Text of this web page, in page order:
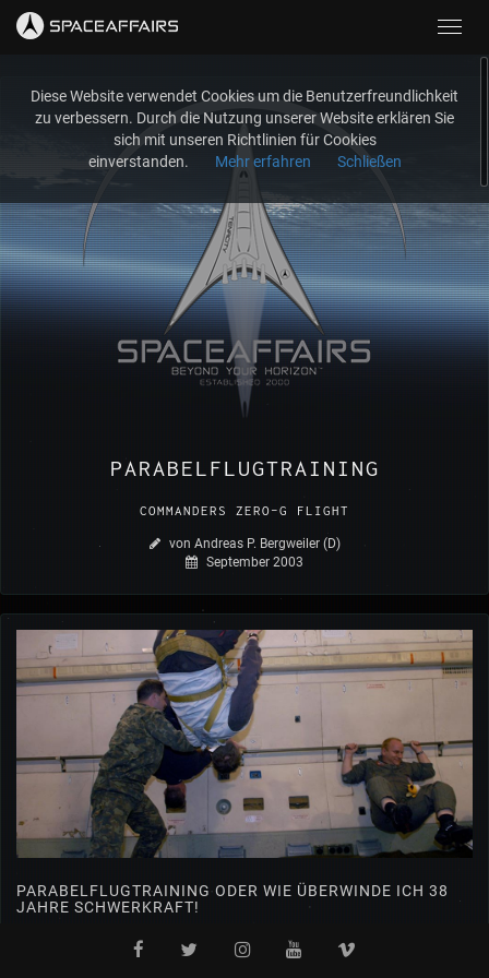
PARABELFLUGTRAINING
COMMANDERS ZERO-G FLIGHT
von Andreas P. Bergweiler (D)
September 2003
PARABELFLUGTRAINING ODER WIE ÜBERWINDE ICH 38
JAHRE SCHWERKRAFT!
Diese Website verwendet Cookies um die Benutzerfreundlichkeit
zu verbessern. Durch die Nutzung unserer Website erklären Sie
sich mit unseren Richtlinien für Cookies
einverstanden.
Mehr erfahren Schließen